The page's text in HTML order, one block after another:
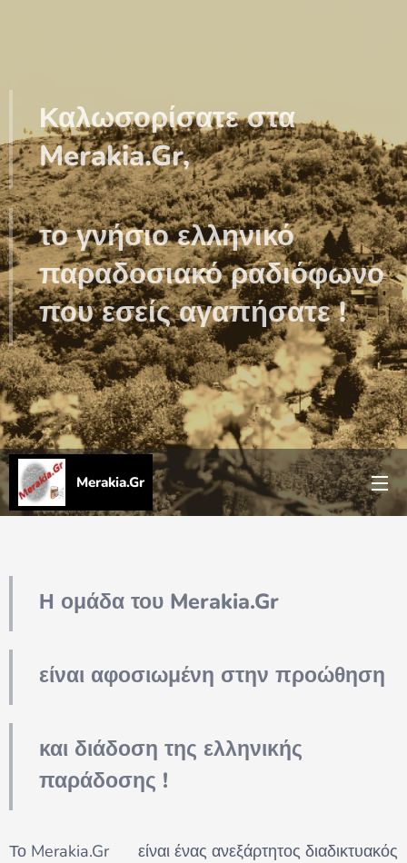
Merakia.Gr
Καλωσορίσατε στα
Merakia.Gr,
το γνήσιο ελληνικό
παραδοσιακό ραδιόφωνο
που εσείς αγαπήσατε !
Η ομάδα του Merakia.Gr
είναι αφοσιωμένη στην προώθηση
και διάδοση της ελληνικής
παράδοσης !
Το Merakia.Gr 🇬🇷 είναι ένας ανεξάρτητος διαδικτυακός